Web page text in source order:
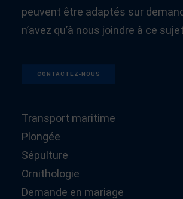
peuvent être adaptés sur
n’avez qu’à nous joindre à ce
CONTACTEZ-NOUS
Transport maritime
Plongée
Sépulture
Ornithologie
Demande en mariage